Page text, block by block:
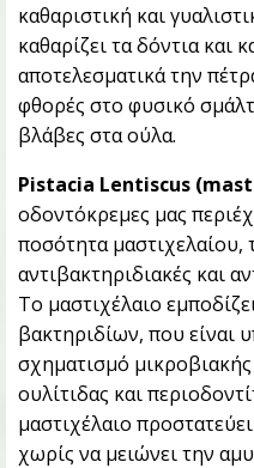
καθαριστική και
καθαρίζει τα δόντια και
αποτελεσματικά την
φθορές στο φυσικό
βλάβες στα ούλα.
Pistacia Lentiscus
οδοντόκρεμες μας
ποσότητα μαστιχελαίου,
αντιβακτηριδιακές και
Το μαστιχέλαιο
βακτηριδίων, που είναι
σχηματισμό
ουλίτιδας και
μαστιχέλαιο
χωρίς να μειώνει την